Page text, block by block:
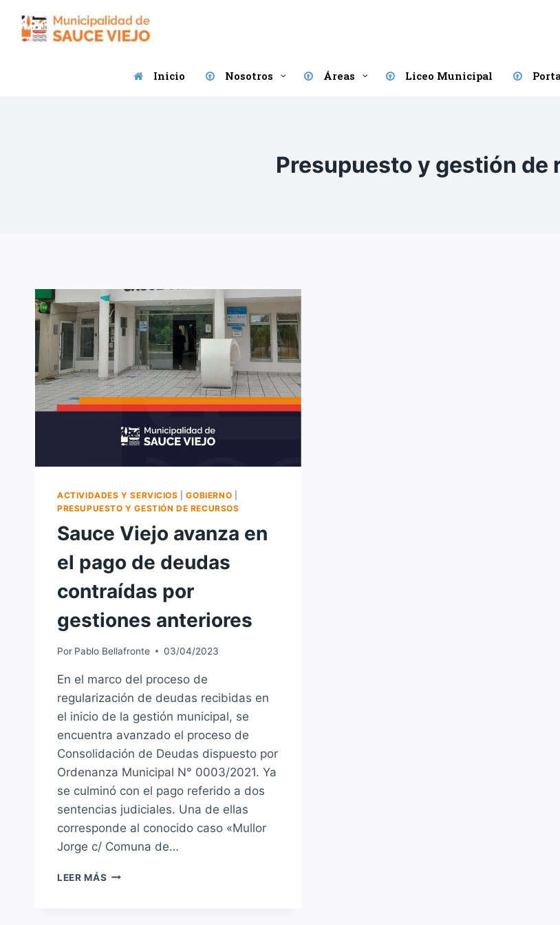
contenido
Inicio Nosotros Áreas Liceo Municipal
Presupuesto y gestión de
ACTIVIDADES Y SERVICIOS |GOBIERNO
PRESUPUESTO Y GESTIÓN DE RECURSOS
Sauce Viejo avanza en
el pago de deudas
contraídas por
gestiones anteriores
Por Pablo Bellafronte 03/04/2023
En el marco del proceso de
regularización de deudas recibidas en
el inicio de la gestión municipal, se
encuentra avanzado el proceso de
Consolidación de Deudas dispuesto por
Ordenanza Municipal N° 0003/2021. Ya
se culminó con el pago referido a dos
sentencias judiciales. Una de ellas
corresponde al conocido caso «Mullor
Jorge c/ Comuna de…
LEER MÁS SAUCE